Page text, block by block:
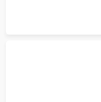
Восстановление